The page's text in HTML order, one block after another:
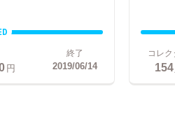
円
終了
2019/06/14
コレ
154